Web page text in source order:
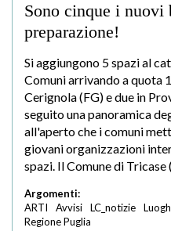
Sono cinque i nuovi
preparazione!
Si aggiungono 5 spazi al
Comuni arrivando a quota
Cerignola (FG) e due in
seguito una panoramica
all'aperto che i comuni
giovani organizzazioni
spazi. Il Comune di Tricase
Argomenti:
ARTI
Avvisi LC_notizie
Regione Puglia